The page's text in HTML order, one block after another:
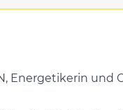
Energetikerin und